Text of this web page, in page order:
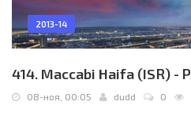
2013-14
414. Maccabi Haifa (ISR) -
08-ноя, 00:05 dudd 0